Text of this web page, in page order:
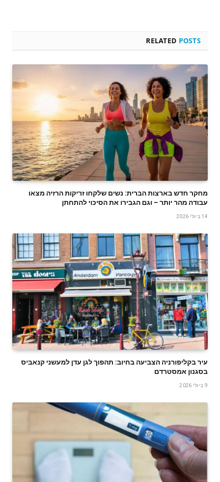
RELATED POSTS
מחקר חדש בארצות הברית: נשים שלקחו זריקות הרזיה מצאו
עבודה מהר יותר – וגם הגבירו את הסיכוי להתחתן
14 ביולי 2026
עיר בקליפורניה הצביעה בחיוב: תהפוך לגן עדן למעשני קנאביס
בסגנון אמסטרדם
9 ביולי 2026